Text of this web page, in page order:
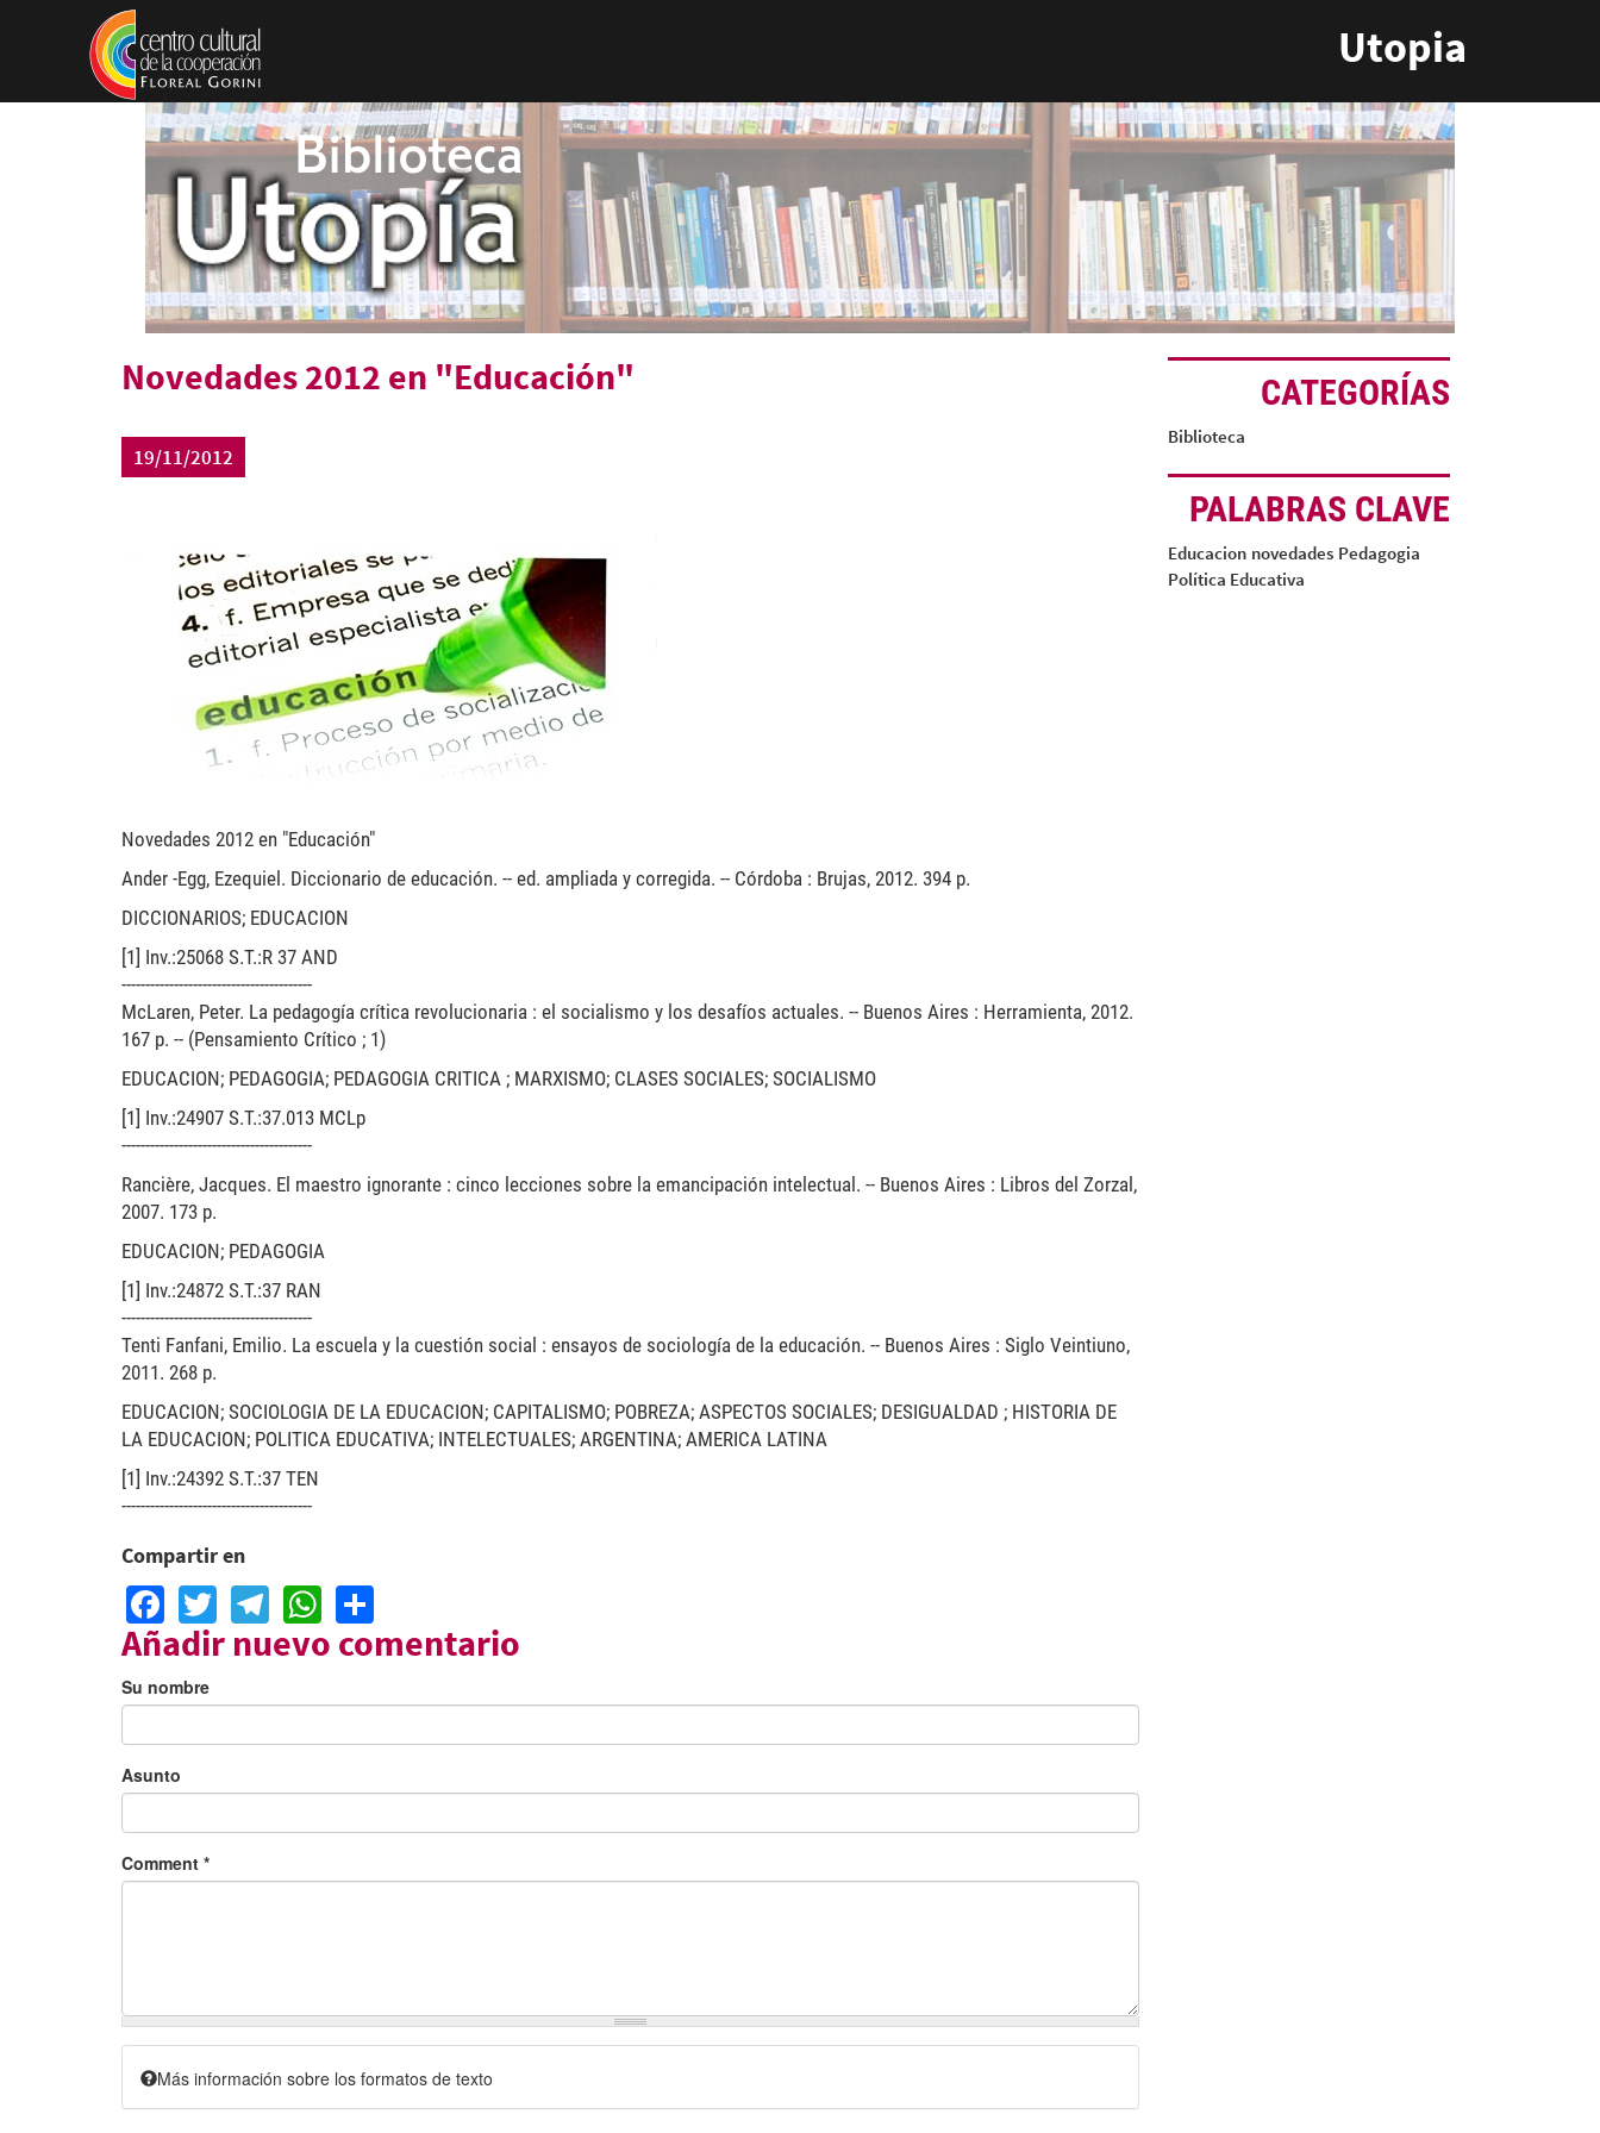
Pasar al contenido principal
Utopia
Novedades 2012 en "Educación"
19/11/2012
nove-educacion-2012.jpg
Novedades 2012 en "Educación"
Ander -Egg, Ezequiel. Diccionario de educación. -- ed. ampliada y corregida. -- Córdoba : Brujas, 2012. 394 p.
DICCIONARIOS; EDUCACION
[1] Inv.:25068 S.T.:R 37 AND
----------------------------------------
McLaren, Peter. La pedagogía crítica revolucionaria : el socialismo y los desafíos actuales. -- Buenos Aires : Herramienta, 2012.
167 p. -- (Pensamiento Crítico ; 1)
EDUCACION; PEDAGOGIA; PEDAGOGIA CRITICA ; MARXISMO; CLASES SOCIALES; SOCIALISMO
[1] Inv.:24907 S.T.:37.013 MCLp
----------------------------------------
Rancière, Jacques. El maestro ignorante : cinco lecciones sobre la emancipación intelectual. -- Buenos Aires : Libros del Zorzal,
2007. 173 p.
EDUCACION; PEDAGOGIA
[1] Inv.:24872 S.T.:37 RAN
----------------------------------------
Tenti Fanfani, Emilio. La escuela y la cuestión social : ensayos de sociología de la educación. -- Buenos Aires : Siglo Veintiuno,
2011. 268 p.
EDUCACION; SOCIOLOGIA DE LA EDUCACION; CAPITALISMO; POBREZA; ASPECTOS SOCIALES; DESIGUALDAD ; HISTORIA DE
LA EDUCACION; POLITICA EDUCATIVA; INTELECTUALES; ARGENTINA; AMERICA LATINA
[1] Inv.:24392 S.T.:37 TEN
----------------------------------------
Compartir en
Facebook
TwitterTelegram
WhatsApp
Añadir nuevo comentario
Su nombre
Asunto
Comment *
Más información sobre los formatos de texto
CATEGORÍAS
Biblioteca
PALABRAS CLAVE
Educacion novedades Pedagogia
Política Educativa